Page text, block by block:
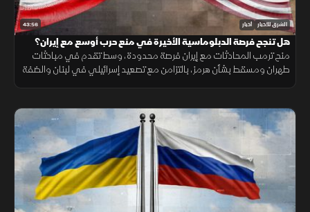
43:56 الشرق للأخبار أخبار
هل تنجح فرصة الدبلوماسية الأخيرة في منع حرب أوسع مع إيران؟
منح ترمب المحادثات مع إيران فرصة محدودة، وسط تقدم في مباحثات
طهران ومسقط بشأن هرمز، بالتزامن مع تصعيد إسرائيلي في لبنان والضفة